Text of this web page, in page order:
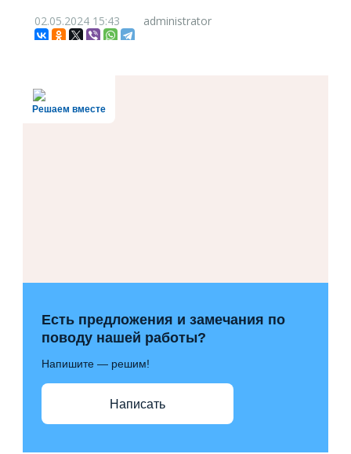
02.05.2024 15:43 administrator
Решаем вместе
Есть предложения и замечания по
поводу нашей работы?
Напишите — решим!
Написать